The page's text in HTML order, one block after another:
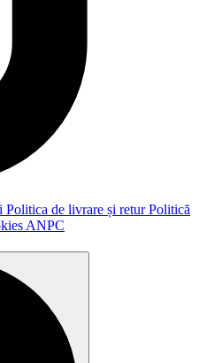
Politica de livrare și returPolitică
ANPC